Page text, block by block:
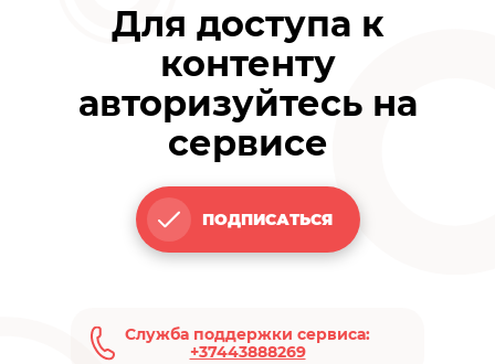
Для доступа к
контенту
авторизуйтесь на
сервисе
ПОДПИСАТЬСЯ
Служба поддержки сервиса:
+37443888269